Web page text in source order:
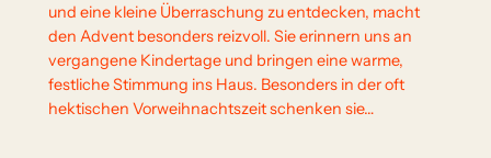
und eine kleine Überraschung zu entdecken, macht
den Advent besonders reizvoll. Sie erinnern uns an
vergangene Kindertage und bringen eine warme,
festliche Stimmung ins Haus. Besonders in der oft
hektischen Vorweihnachtszeit schenken sie…